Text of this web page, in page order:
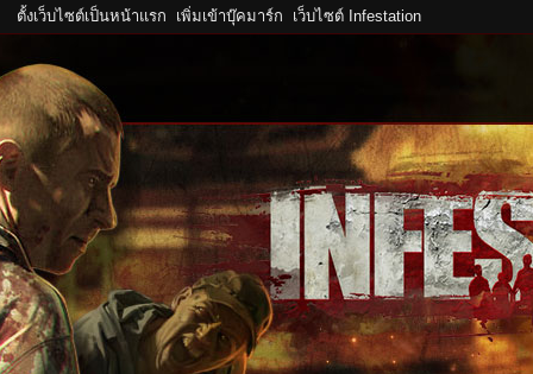
ตั้งเว็บไซต์เป็นหน้าแรก เพิ่มเข้าบุ๊คมาร์ก เว็บไซต์ Infestation